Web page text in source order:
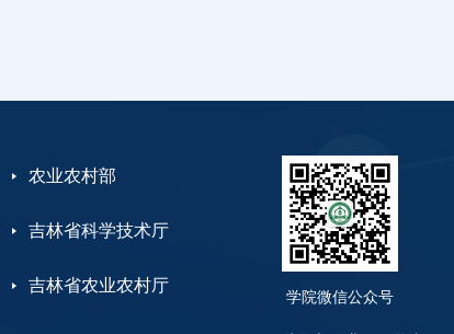
农业农村部
吉林省科学技术厅
吉林省农业农村厅
学院微信公众号